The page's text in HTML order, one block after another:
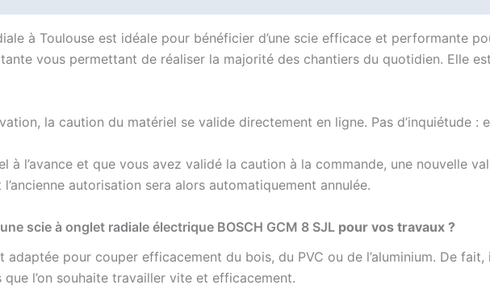
à Toulouse est idéale pour bénéficier d’une scie efficace et performante
vous permettant de réaliser la majorité des chantiers du quotidien. Elle
la caution du matériel se valide directement en ligne. Pas d’inquiétude :
à l’avance et que vous avez validé la caution à la commande, une nouvelle
autorisation sera alors automatiquement annulée.
une scie à onglet radiale électrique BOSCH GCM 8 SJL pour vos travaux ?
adaptée pour couper efficacement du bois, du PVC ou de l’aluminium. De
l’on souhaite travailler vite et efficacement.